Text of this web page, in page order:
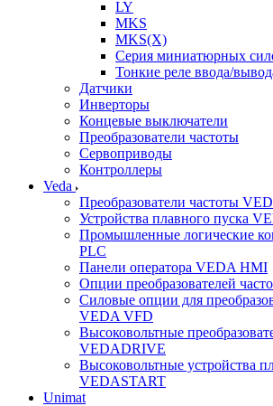
LY
MKS
MKS(X)
Серия миниатюрных
Тонкие реле ввода/
Датчики
Инверторы
Концевые выключатели
Преобразователи частоты
Сервоприводы
Контроллеры
Veda
Преобразователи частоты
Устройства плавного пуска
Промышленные логические
PLC
Панели оператора VEDA HMI
Опции преобразователей
Силовые опции для
VEDA VFD
Высоковольтные
VEDADRIVE
Высоковольтные устройства
VEDASTART
Unimat